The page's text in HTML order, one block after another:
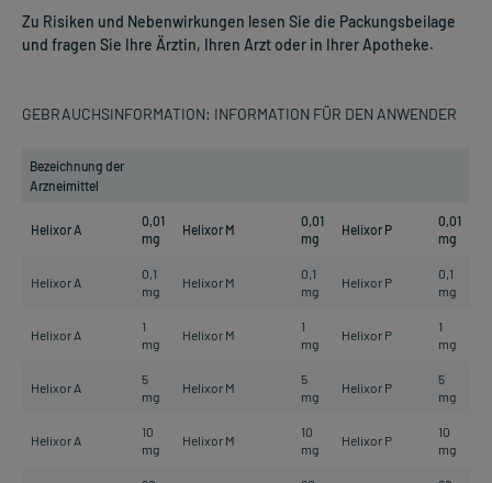
Zu Risiken und Nebenwirkungen lesen Sie die Packungsbeilage
und fragen Sie Ihre Ärztin, Ihren Arzt oder in Ihrer Apotheke.
GEBRAUCHSINFORMATION: INFORMATION FÜR DEN ANWENDER
Bezeichnung der
Arzneimittel
Helixor A
0,01
mg
Helixor M
0,01
mg
Helixor P
0,01
mg
Helixor A
0,1
mg
Helixor M
0,1
mg
Helixor P
0,1
mg
Helixor A
1
mg
Helixor M
1
mg
Helixor P
1
mg
Helixor A
5
mg
Helixor M
5
mg
Helixor P
5
mg
Helixor A
10
mg
Helixor M
10
mg
Helixor P
10
mg